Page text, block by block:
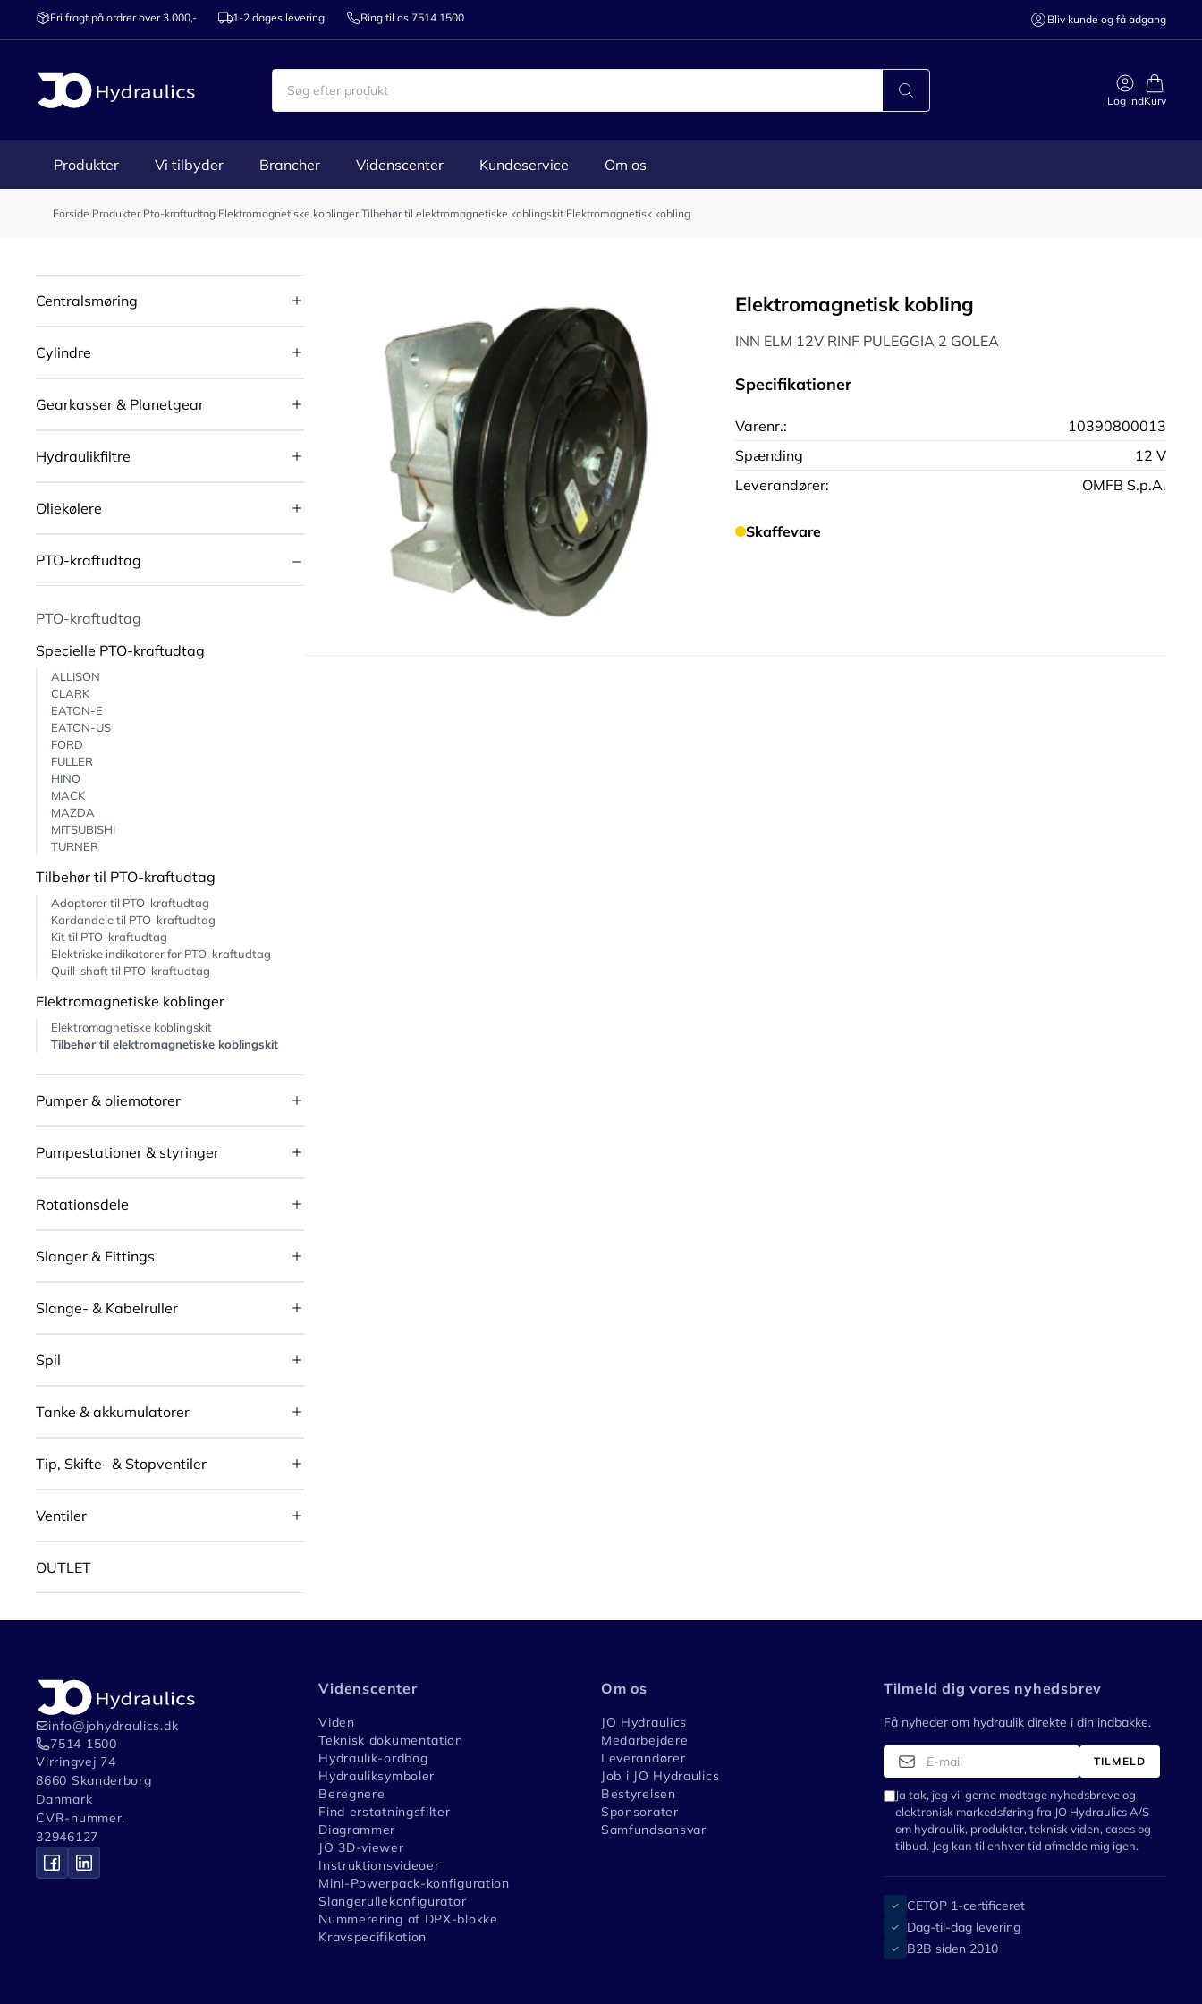
Fri fragt på ordrer over 3.000,- 1-2 dages levering Ring til os 7514 1500 Bliv kunde og få adgang
Log indKurv
Produkter Vi tilbyder Brancher Videnscenter Kundeservice Om os
Forside/Produkter/Pto-kraftudtag/Elektromagnetiske koblinger/Tilbehør til elektromagnetiske koblingskit/Elektromagnetisk kobling
Centralsmøring
Cylindre
Gearkasser & Planetgear
Hydraulikfiltre
Oliekølere
PTO-kraftudtag
PTO-kraftudtag
Specielle PTO-kraftudtag
ALLISON
CLARK
EATON-E
EATON-US
FORD
FULLER
HINO
MACK
MAZDA
MITSUBISHI
TURNER
Tilbehør til PTO-kraftudtag
Adaptorer til PTO-kraftudtag
Kardandele til PTO-kraftudtag
Kit til PTO-kraftudtag
Elektriske indikatorer for PTO-kraftudtag
Quill-shaft til PTO-kraftudtag
Elektromagnetiske koblinger
Elektromagnetiske koblingskit
Tilbehør til elektromagnetiske koblingskit
Pumper & oliemotorer
Pumpestationer & styringer
Rotationsdele
Slanger & Fittings
Slange- & Kabelruller
Spil
Tanke & akkumulatorer
Tip, Skifte- & Stopventiler
Ventiler
OUTLET
Elektromagnetisk kobling
INN ELM 12V RINF PULEGGIA 2 GOLEA
Specifikationer
Varenr.:
10390800013
Spænding
12 V
Leverandører:
OMFB S.p.A.
Skaffevare
info@johydraulics.dk
7514 1500
Virringvej 74
8660 Skanderborg
Danmark
CVR-nummer.
32946127
Videnscenter
Viden
Teknisk dokumentation
Hydraulik-ordbog
Hydrauliksymboler
Beregnere
Find erstatningsfilter
Diagrammer
JO 3D-viewer
Instruktionsvideoer
Mini-Powerpack-konfiguration
Slangerullekonfigurator
Nummerering af DPX-blokke
Kravspecifikation
Om os
JO Hydraulics
Medarbejdere
Leverandører
Job i JO Hydraulics
Bestyrelsen
Sponsorater
Samfundsansvar
Tilmeld dig vores nyhedsbrev
Få nyheder om hydraulik direkte i din indbakke.
TILMELD
Ja tak, jeg vil gerne modtage nyhedsbreve og
elektronisk markedsføring fra JO Hydraulics A/S
om hydraulik, produkter, teknisk viden, cases og
tilbud. Jeg kan til enhver tid afmelde mig igen.
✓ CETOP 1-certificeret
✓ Dag-til-dag levering
✓ B2B siden 2010